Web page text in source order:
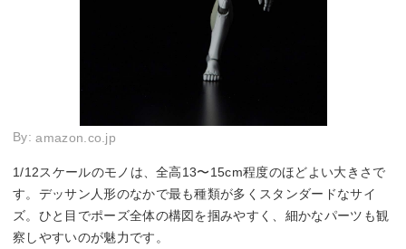
By:amazon.co.jp
1/12スケールのモノは、全高13〜15cm程度のほどよい大きさで
す。デッサン人形のなかで最も種類が多くスタンダードなサイ
ズ。ひと目でポーズ全体の構図を掴みやすく、細かなパーツも観
察しやすいのが魅力です。